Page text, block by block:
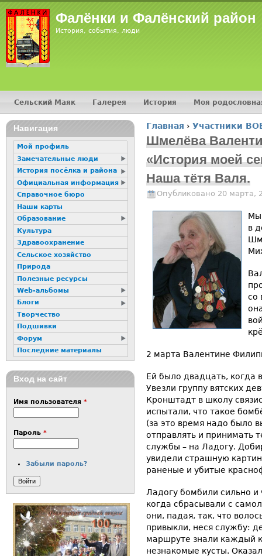
Фалёнки и Фалёнский район
История, события, люди
Вы здесь
Главная › Участники
Шмелёва
«История моей
Наша тётя Валя.
Опубликовано 20 марта,
в
со
2 марта Валентине
Ей было двадцать, когда
Увезли группу вятских
Кронштадт в школу
испытали, что такое
(за это время надо было
отправлять и принимать
службы – на Ладогу.
увидели страшную
раненые и убитые
Ладогу бомбили сильно
когда сбрасывали с
они, падая, так, что
привыкли, неся службу:
маршруте знали каждый
незнакомые кусты.
Главное меню
Сельский Маяк Галерея История Моя
16+
Навигация
Мой профиль
Замечательные люди
История посёлка и района
Официальная информация
Справочное бюро
Наши карты
Образование
Культура
Здравоохранение
Сельское хозяйство
Природа
Полезные ресурсы
Web-альбомы
Блоги
Творчество
Подшивки
Форум
Последние материалы
Вход на сайт
Имя пользователя *
Пароль *
Забыли пароль?